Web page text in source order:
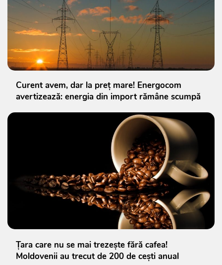
Curent avem, dar la preț mare! Energocom
avertizează: energia din import rămâne scumpă
Țara care nu se mai trezește fără cafea!
Moldovenii au trecut de 200 de cești anual